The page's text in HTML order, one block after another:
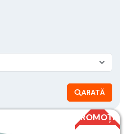
ARATĂ
PROMOȚIE